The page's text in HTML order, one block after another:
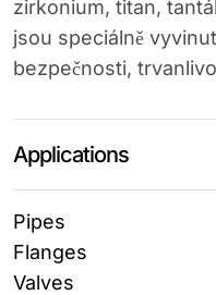
zirkonium, titan,
jsou speciálně
bezpečnosti,
Applications
Pipes
Flanges
Valves